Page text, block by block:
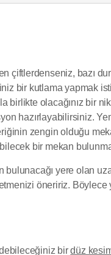
bazı
bir kutlama yapmak
birlikte olacağınız bir
hazırlayabilirsiniz.
zengin olduğu
bir mekan
bulunacağı yere olan
öneririz.
birdüz